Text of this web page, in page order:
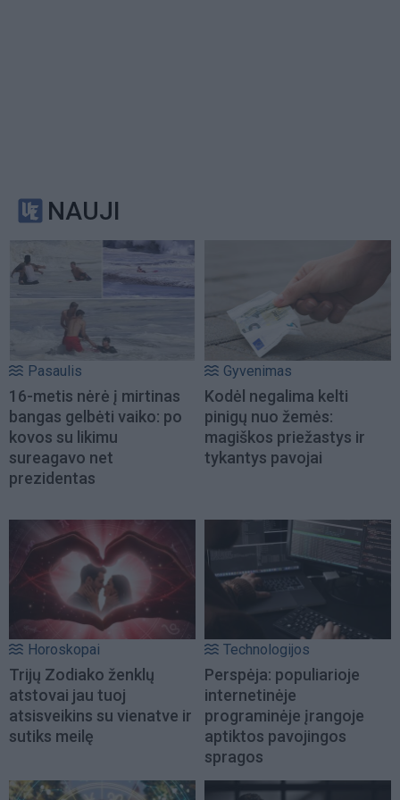
NAUJI
Pasaulis
16-metis nėrė į mirtinas
bangas gelbėti vaiko: po
kovos su likimu
sureagavo net
prezidentas
Gyvenimas
Kodėl negalima kelti
pinigų nuo žemės:
magiškos priežastys ir
tykantys pavojai
Horoskopai
Trijų Zodiako ženklų
atstovai jau tuoj
atsisveikins su vienatve ir
sutiks meilę
Technologijos
Perspėja: populiarioje
internetinėje
programinėje įrangoje
aptiktos pavojingos
spragos